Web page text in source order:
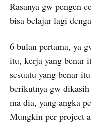
Rasanya gw pengen
bisa belajar lagi
6 bulan pertama, ya
itu, kerja yang benar
sesuatu yang benar
berikutnya gw
ma dia, yang angka
Mungkin per project